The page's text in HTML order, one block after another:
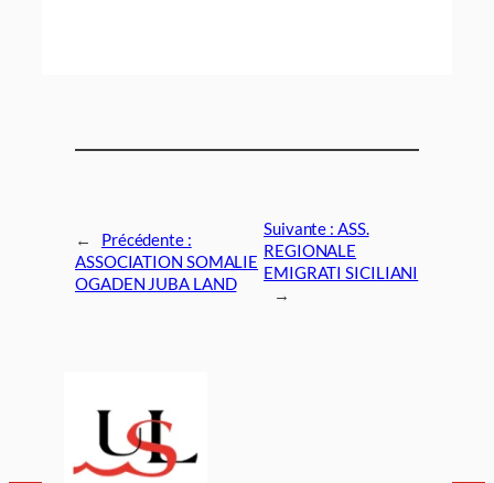
←
Précédente :
ASSOCIATION SOMALIE
OGADEN JUBA LAND
Suivante : ASS.
REGIONALE
EMIGRATI SICILIANI
→